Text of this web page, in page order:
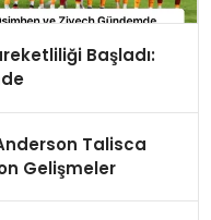
Başladı:
Talisca
Gelişmeler